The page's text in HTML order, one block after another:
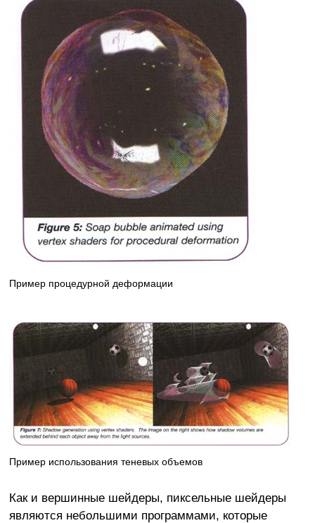
Пример процедурной деформации
Пример использования теневых объемов
Как и вершинные шейдеры, пиксельные шейдеры
являются небольшими программами, которые